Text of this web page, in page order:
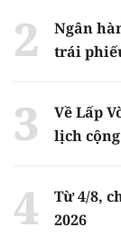
Ngân
trái
Về Lấp
lịch
Từ 4/8,
2026